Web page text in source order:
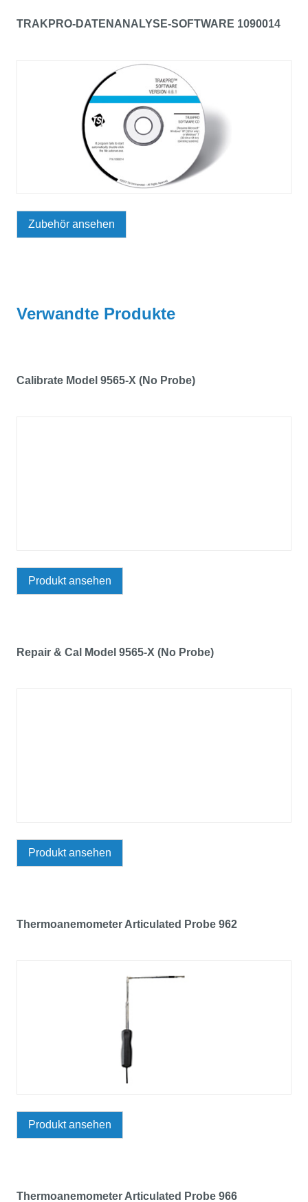
TRAKPRO-DATENANALYSE-SOFTWARE 1090014
Zubehör ansehen
Verwandte Produkte
Calibrate Model 9565-X (No Probe)
Produkt ansehen
Repair & Cal Model 9565-X (No Probe)
Produkt ansehen
Thermoanemometer Articulated Probe 962
Produkt ansehen
Thermoanemometer Articulated Probe 966